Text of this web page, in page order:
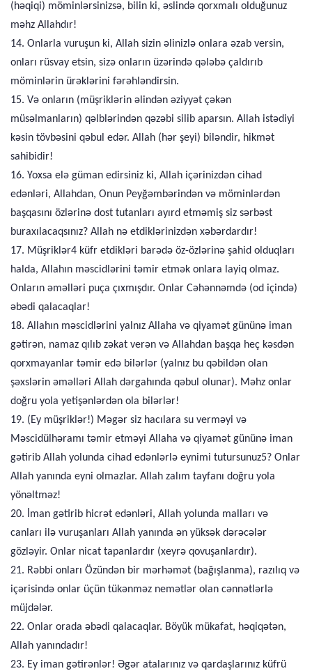
(həqiqi) möminlərsinizsə, bilin ki, əslində qorxmalı olduğunuz
məhz Allahdır!
14. Onlarla vuruşun ki, Allah sizin əlinizlə onlara əzab versin,
onları rüsvay etsin, sizə onların üzərində qələbə çaldırıb
möminlərin ürəklərini fərəhləndirsin.
15. Və onların (müşriklərin əlindən əziyyət çəkən
müsəlmanların) qəlblərindən qəzəbi silib aparsın. Allah istədiyi
kəsin tövbəsini qəbul edər. Allah (hər şeyi) biləndir, hikmət
sahibidir!
16. Yoxsa elə güman edirsiniz ki, Allah içərinizdən cihad
edənləri, Allahdan, Onun Peyğəmbərindən və möminlərdən
başqasını özlərinə dost tutanları ayırd etməmiş siz sərbəst
buraxılacaqsınız? Allah nə etdiklərinizdən xəbərdardır!
17. Müşriklər4 küfr etdikləri barədə öz-özlərinə şahid olduqları
halda, Allahın məscidlərini təmir etmək onlara layiq olmaz.
Onların əməlləri puça çıxmışdır. Onlar Cəhənnəmdə (od içində)
əbədi qalacaqlar!
18. Allahın məscidlərini yalnız Allaha və qiyamət gününə iman
gətirən, namaz qılıb zəkat verən və Allahdan başqa heç kəsdən
qorxmayanlar təmir edə bilərlər (yalnız bu qəbildən olan
şəxslərin əməlləri Allah dərgahında qəbul olunar). Məhz onlar
doğru yola yetişənlərdən ola bilərlər!
19. (Ey müşriklər!) Məgər siz hacılara su verməyi və
Məscidülhəramı təmir etməyi Allaha və qiyamət gününə iman
gətirib Allah yolunda cihad edənlərlə eynimi tutursunuz5? Onlar
Allah yanında eyni olmazlar. Allah zalım tayfanı doğru yola
yönəltməz!
20. İman gətirib hicrət edənləri, Allah yolunda malları və
canları ilə vuruşanları Allah yanında ən yüksək dərəcələr
gözləyir. Onlar nicat tapanlardır (xeyrə qovuşanlardır).
21. Rəbbi onları Özündən bir mərhəmət (bağışlanma), razılıq və
içərisində onlar üçün tükənməz nemətlər olan cənnətlərlə
müjdələr.
22. Onlar orada əbədi qalacaqlar. Böyük mükafat, həqiqətən,
Allah yanındadır!
23. Ey iman gətirənlər! Əgər atalarınız və qardaşlarınız küfrü